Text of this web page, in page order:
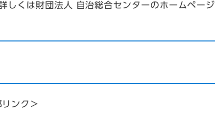
しくは財団法人 自治総合センターのホームページ
リンク＞